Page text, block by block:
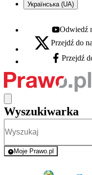
Українська (UA)
Youtube -
Odwiedź
X - otwiera się w nowej
Przejdź do
Facebook -
Przejdź
Wyszukiwarka
Moje Prawo.pl
- rejestracja i